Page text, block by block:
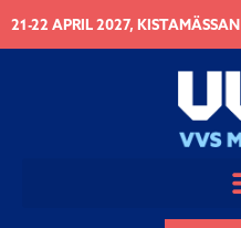
21-22 APRIL 2027, KISTAMÄSSAN